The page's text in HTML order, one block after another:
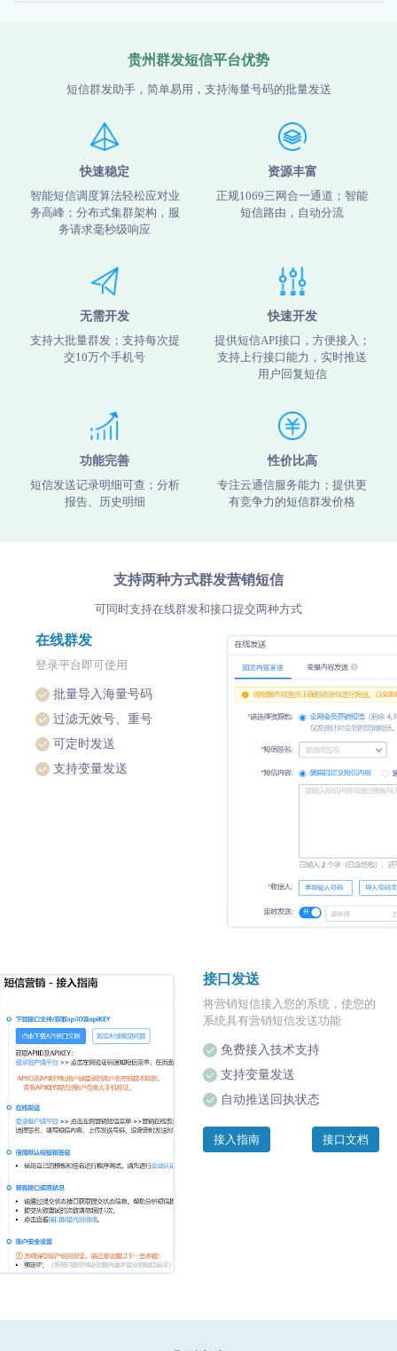
贵州群发短信平台优势
短信群发助手，简单易用，支持海量号码的批量发送
快速稳定
智能短信调度算法轻松应对业
务高峰；分布式集群架构，服
务请求毫秒级响应
资源丰富
正规1069三网合一通道；智能
短信路由，自动分流
无需开发
支持大批量群发；支持每次提
交10万个手机号
快速开发
提供短信API接口，方便接入；
支持上行接口能力，实时推送
用户回复短信
功能完善
短信发送记录明细可查；分析
报告、历史明细
性价比高
专注云通信服务能力；提供更
有竞争力的短信群发价格
支持两种方式群发营销短信
可同时支持在线群发和接口提交两种方式
在线群发
登录平台即可使用
批量导入海量号码
过滤无效号、重号
可定时发送
支持变量发送
接口发送
将营销短信接入您的系统，使您的
系统具有营销短信发送功能
免费接入技术支持
支持变量发送
自动推送回执状态
接入指南 接口文档